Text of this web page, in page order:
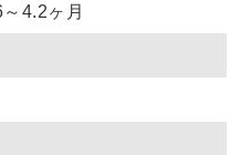
4.2ヶ月